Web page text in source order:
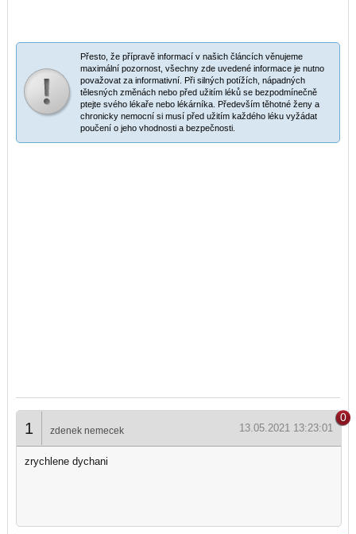
Přesto, že přípravě informací v našich článcích věnujeme
maximální pozornost, všechny zde uvedené informace je nutno
považovat za informativní. Při silných potížích, nápadných
tělesných změnách nebo před užitím léků se bezpodmínečně
ptejte svého lékaře nebo lékárníka. Především těhotné ženy a
chronicky nemocní si musí před užitím každého léku vyžádat
poučení o jeho vhodnosti a bezpečnosti.
0
1 zdenek nemecek 13.05.2021 13:23:01
zrychlene dychani